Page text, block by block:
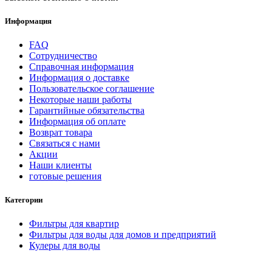
Информация
FAQ
Сотрудничество
Справочная информация
Информация о доставке
Пользовательское соглашение
Некоторые наши работы
Гарантийные обязательства
Информация об оплате
Возврат товара
Связаться с нами
Акции
Наши клиенты
готовые решения
Категории
Фильтры для квартир
Фильтры для воды для домов и предприятий
Кулеры для воды